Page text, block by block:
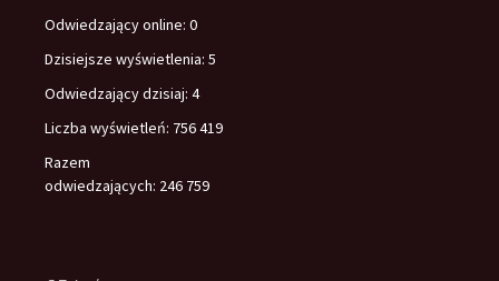
Odwiedzający online: 0
Dzisiejsze wyświetlenia: 5
Odwiedzający dzisiaj: 4
Liczba wyświetleń: 756 419
Razem
odwiedzających: 246 759